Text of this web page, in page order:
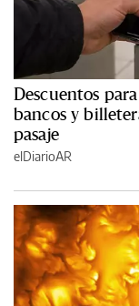
Descuentos
bancos y
pasaje
elDiarioAR